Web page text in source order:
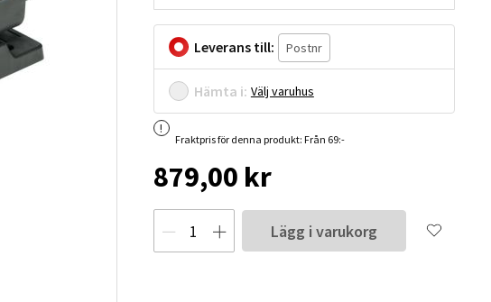
Leverans till:
Hämta i: Välj varuhus
Fraktpris för denna produkt: Från 69:-
879,00 kr
Lägg i varukorg